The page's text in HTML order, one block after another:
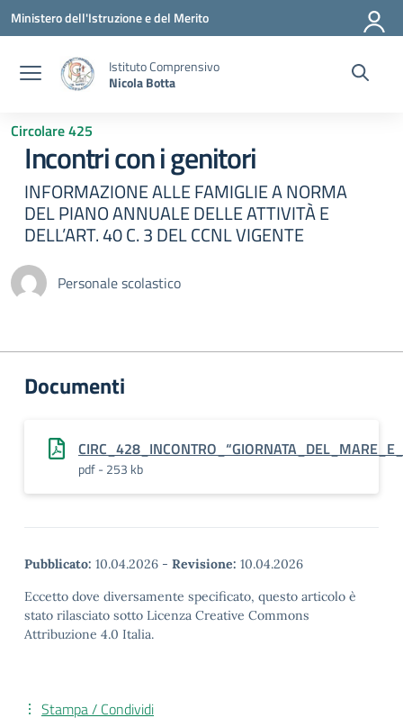
Vai ai contenuti
Vai al menu di navigazione
Vai al footer
Ministero dell'Istruzione e del Merito
Istituto Comprensivo
Nicola Botta
Circolare 425
Incontri con i genitori
INFORMAZIONE ALLE FAMIGLIE A NORMA
DEL PIANO ANNUALE DELLE ATTIVITÀ E
DELL’ART. 40 C. 3 DEL CCNL VIGENTE
Personale scolastico
Documenti
pdf - 253 kb
Pubblicato: 10.04.2026 - Revisione: 10.04.2026
Eccetto dove diversamente specificato, questo articolo è
stato rilasciato sotto Licenza Creative Commons
Attribuzione 4.0 Italia.
Stampa / Condividi